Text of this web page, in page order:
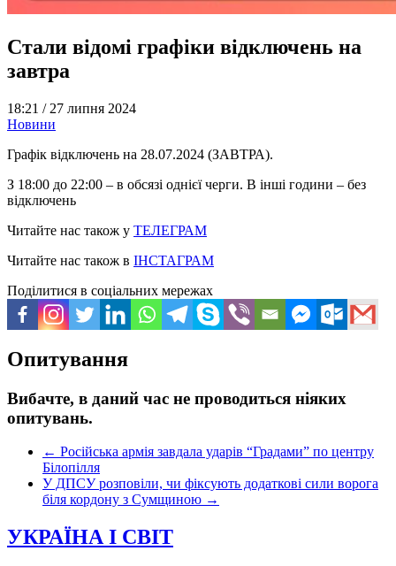
Стали відомі графіки відключень на
завтра
18:21 / 27 липня 2024
Новини
Графік відключень на 28.07.2024 (ЗАВТРА).
З 18:00 до 22:00 – в обсязі однієї черги. В інші години – без
відключень
Читайте нас також у ТЕЛЕГРАМ
Читайте нас також в ІНСТАГРАМ
Поділитися в соціальних мережах
Опитування
Вибачте, в даний час не проводиться ніяких
опитувань.
← Російська армія завдала ударів “Градами” по центру
Білопілля
У ДПСУ розповіли, чи фіксують додаткові сили ворога
біля кордону з Сумщиною →
УКРАЇНА І СВІТ